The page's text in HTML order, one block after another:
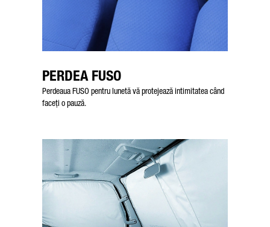
PERDEA FUSO
Perdeaua FUSO pentru lunetă vă protejează intimitatea când
faceți o pauză.